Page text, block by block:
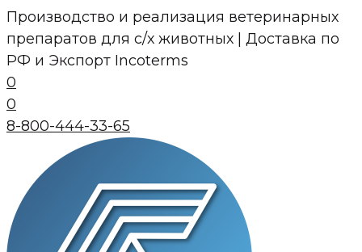
Перейти
к
контенту
Производство и реализация ветеринарных
препаратов для с/х животных | Доставка по
РФ и Экспорт Incoterms
0
0
8-800-444-33-65